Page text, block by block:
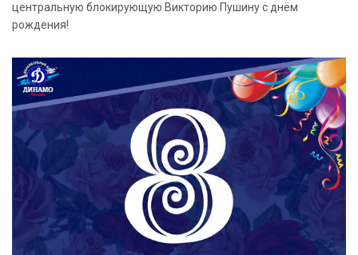
центральную блокирующую Викторию Пушину с днём
рождения!